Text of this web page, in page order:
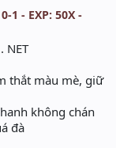
1 - EXP: 50X -
NET
thắt màu mè, giữ
không chán
đà